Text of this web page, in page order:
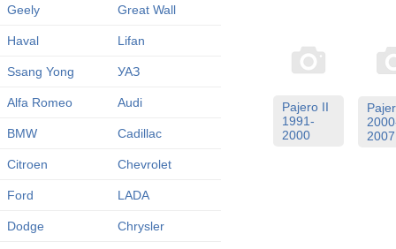
Geely Great Wall
Haval Lifan
Ssang Yong УАЗ
Alfa Romeo Audi
BMW Cadillac
Citroen Chevrolet
Ford LADA
Dodge Chrysler
Pajero II
1991-
2000
2007